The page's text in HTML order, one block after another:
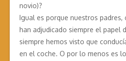
novio)?
Igual es porque nuestros
han adjudicado siempre el papel
siempre hemos visto que
en el coche. O por lo menos es